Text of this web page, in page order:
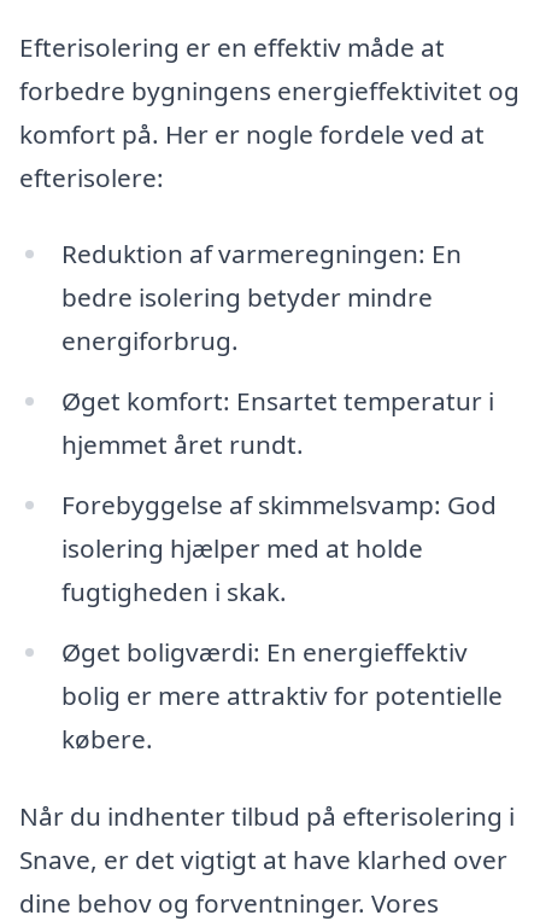
Efterisolering er en effektiv måde at
forbedre bygningens energieffektivitet og
komfort på. Her er nogle fordele ved at
efterisolere:
Reduktion af varmeregningen: En
bedre isolering betyder mindre
energiforbrug.
Øget komfort: Ensartet temperatur i
hjemmet året rundt.
Forebyggelse af skimmelsvamp: God
isolering hjælper med at holde
fugtigheden i skak.
Øget boligværdi: En energieffektiv
bolig er mere attraktiv for potentielle
købere.
Når du indhenter tilbud på efterisolering i
Snave, er det vigtigt at have klarhed over
dine behov og forventninger. Vores